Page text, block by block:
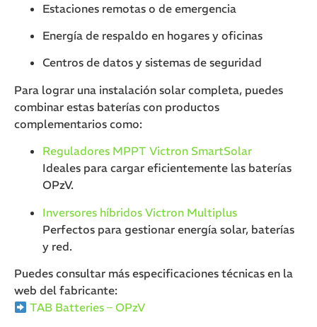
Estaciones remotas o de emergencia
Energía de respaldo en hogares y oficinas
Centros de datos y sistemas de seguridad
Para lograr una instalación solar completa, puedes
combinar estas baterías con productos
complementarios como:
Reguladores MPPT Victron SmartSolar
Ideales para cargar eficientemente las baterías
OPzV.
Inversores híbridos Victron Multiplus
Perfectos para gestionar energía solar, baterías
y red.
Puedes consultar más especificaciones técnicas en la
web del fabricante:
TAB Batteries – OPzV